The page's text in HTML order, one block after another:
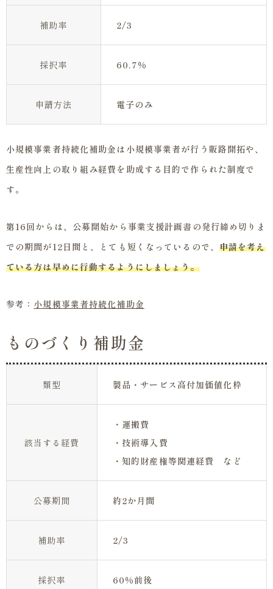
補助率 2/3
採択率 60.7％
申請方法 電子のみ
小規模事業者持続化補助金は小規模事業者が行う販路開拓や、
生産性向上の取り組み経費を助成する目的で作られた制度で
す。
第16回からは、公募開始から事業支援計画書の発行締め切りま
での期間が12日間と、とても短くなっているので、 申請を考え
ている方は早めに行動するようにしましょう。
参考： 小規模事業者持続化補助金
ものづくり補助金
類型 製品・サービス高付加価値化枠
該当する経費
・運搬費
・技術導入費
・知的財産権等関連経費 など
公募期間 約2か月間
補助率 2/3
採択率 60％前後